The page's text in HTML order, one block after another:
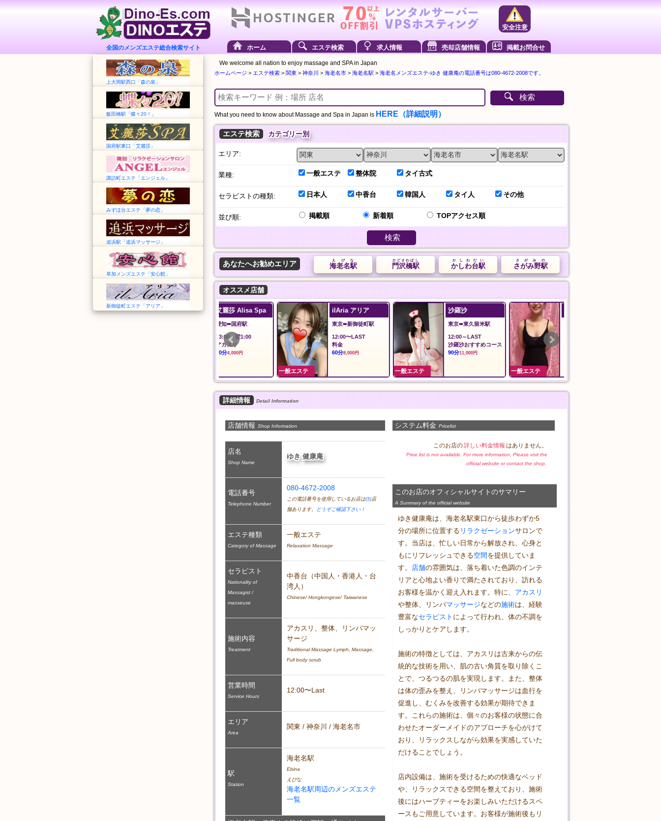
全国のメンズエステ総合検索サイト
安全注意
ホーム エステ検索 求人情報 売却店舗情報 掲載お問合せ
上大岡駅西口「森の泉」
飯田橋駅「蝶々20！」
国府駅東口「艾麗莎」
諏訪町エステ「エンジェル」
みずほ台エステ「夢の恋」
追浜駅「追浜マッサージ」
草加メンズエステ「安心館」
新御徒町エステ「アリア」
We welcome all nation to enjoy massage and SPA in Japan
ホームページ > エステ検索 > 関東 > 神奈川 > 海老名市 > 海老名駅 > 海老名メンズエステ-ゆき 健康庵の電話番号は080-4672-2008です。
検索
What you need to know about Massage and Spa in Japan is HERE（詳細説明）
エステ検索 カテゴリー別
エリア:
業種: 一般エステ 整体院 タイ古式
セラピストの種類: 日本人 中香台 韓国人 タイ人 その他
並び順: 掲載順 新着順 TOPアクセス順
検索
あなたへお勧めエリア さがみ野駅
さがみの
かしわ台駅
かしわだい
門沢橋駅
かどさわばし
海老名駅
えびな
オススメ店舗
艾麗莎 Alisa Spa ilAria アリア
東京➠新御徒町駅
12:00〜LAST
料金
60分 8,000円
東京➠東久留米駅
12:00～LAST
沙羅沙おすすめコース
90分11,000円
Angel エンジェル
愛知➠諏訪町駅
11:00〜翌02:00
料金
30分
5,000円
詳細情報 Detail Information
システム料金 Pricelist
このお店の詳しい料金情報 はありません。
Price list is not available. For more information, Please visit the
official website or contact the shop.
このお店のオフィシャルサイトのサマリー
A Summary of the official website
ゆき健康庵は、海老名駅東口から徒歩わずか5
分の場所に位置する リラクゼーションサロンで
す。当店は、忙しい日常から解放され、心身と
もにリフレッシュできる空間を提供していま
す。 店舗の雰囲気は、落ち着いた色調のインテ
リアと心地よい香りで満たされており、訪れる
お客様を温かく迎え入れます。特に、 アカスリ
や整体、リンパマッサージなどの施術は、経験
豊富なセラピスト によって行われ、体の不調を
しっかりとケアします。
施術の特徴としては、アカスリは古来からの伝
統的な技術を用い、肌の古い角質を取り除くこ
とで、つるつるの肌を実現します。また、整体
は体の歪みを整え、リンパマッサージは血行を
促進し、むくみを改善する効果が期待できま
す。これらの施術は、個々のお客様の状態に合
わせたオーダーメイドのアプローチを心がけて
おり、リラックスしながら効果を実感していた
だけることでしょう。
店内設備は、施術を受けるための快適なベッド
や、リラックスできる空間を整えており、施術
後にはハーブティーをお楽しみいただけるスペ
ースもご用意しています。お客様が施術後もリ
店舗情報 Shop Information
店名
Shop Name
ゆき 健康庵
電話番号
Telephone Number
080-4672-2008
この電話番号を使用しているお店は(3)店
舗あります。 どうぞご確認下さい！
エステ種類
Category of Massage
一般エステ
Relaxation Massage
セラピスト
Nationality of
Massagist /
masseuse
中香台（中国人・香港人・台
湾人）
Chinese/ Hongkongese/ Taiwanese
施術内容
Treatment
アカスリ、整体、リンパマッ
サージ
Traditional Massage Lymph, Massage,
Full body scrub
営業時間
Service Hours
12:00〜Last
エリア
Area
関東 / 神奈川 / 海老名市
駅
Station
海老名駅
Ebina
えびな
海老名駅周辺のメンズエステ
一覧